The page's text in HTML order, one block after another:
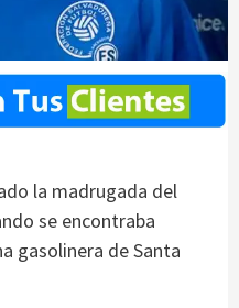
la madrugada del
se encontraba
gasolinera de Santa